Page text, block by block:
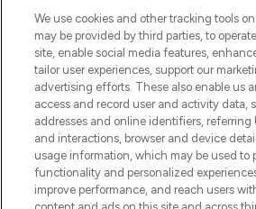
renommierten Marken.
oder über die App mit
Lieferung ab einem
Cookie-
Do Not Sell or Share My
Information
HILFE &
We use cookies and other tracking tools
may be provided by third parties, to
site, enable social media features,
tailor user experiences, support our
advertising efforts. These also enable us
access and record user and activity data,
addresses and online identifiers, referring
and interactions, browser and device
usage information, which may be used to
functionality and personalized
improve performance, and reach users